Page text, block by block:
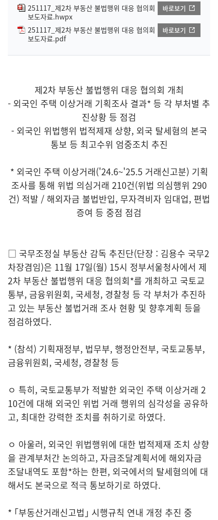
251117_제2차 부동산 불법행위 대응 협의회
보도자료.hwpx
바로보기
251117_제2차 부동산 불법행위 대응 협의회
보도자료.pdf
바로보기
제2차 부동산 불법행위 대응 협의회 개최
- 외국인 주택 이상거래 기획조사 결과* 등 각 부처별 추
진상황 등 점검
- 외국인 위법행위 법적제재 상향, 외국 탈세혐의 본국
통보 등 최고수위 엄중조치 추진
* 외국인 주택 이상거래('24.6~'25.5 거래신고분) 기획
조사를 통해 위법 의심거래 210건(위법 의심행위 290
건) 적발 / 해외자금 불법반입, 무자격비자 임대업, 편법
증여 등 중점 점검
□ 국무조정실 부동산 감독 추진단(단장 : 김용수 국무2
차장겸임)은 11월 17일(월) 15시 정부서울청사에서 제
2차 부동산 불법행위 대응 협의회*를 개최하고 국토교
통부, 금융위원회, 국세청, 경찰청 등 각 부처가 추진하
고 있는 부동산 불법거래 조사 현황 및 향후계획 등을
점검하였다.
* (참석) 기획재정부, 법무부, 행정안전부, 국토교통부,
금융위원회, 국세청, 경찰청 등
ㅇ 특히, 국토교통부가 적발한 외국인 주택 이상거래 2
10건에 대해 외국인 위법 거래 행위의 심각성을 공유하
고, 최대한 강력한 조치를 취하기로 하였다.
ㅇ 아울러, 외국인 위법행위에 대한 법적제재 조치 상향
을 관계부처간 논의하고, 자금조달계획서에 해외자금
조달내역도 포함*하는 한편, 외국에서의 탈세혐의에 대
해서도 본국으로 적극 통보하기로 하였다.
* ｢부동산거래신고법｣ 시행규칙 연내 개정 추진 중